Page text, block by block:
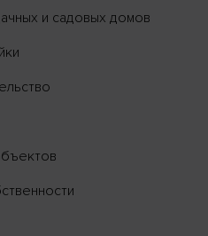
и садовых домов